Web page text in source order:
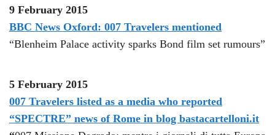
9 February 2015
BBC News Oxford: 007 Travelers mentioned
“Blenheim Palace activity sparks Bond film set rumours”
5 February 2015
007 Travelers listed as a media who reported
“SPECTRE” news of Rome in blog bastacartelloni.it